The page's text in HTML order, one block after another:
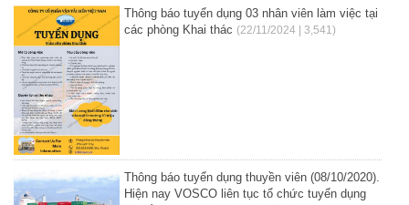
Thông báo tuyển dụng 03 nhân viên làm việc tại
các phòng Khai thác (22/11/2024 | 3,541)
Thông báo tuyển dụng thuyền viên (08/10/2020).
Hiện nay VOSCO liên tục tổ chức tuyển dụng